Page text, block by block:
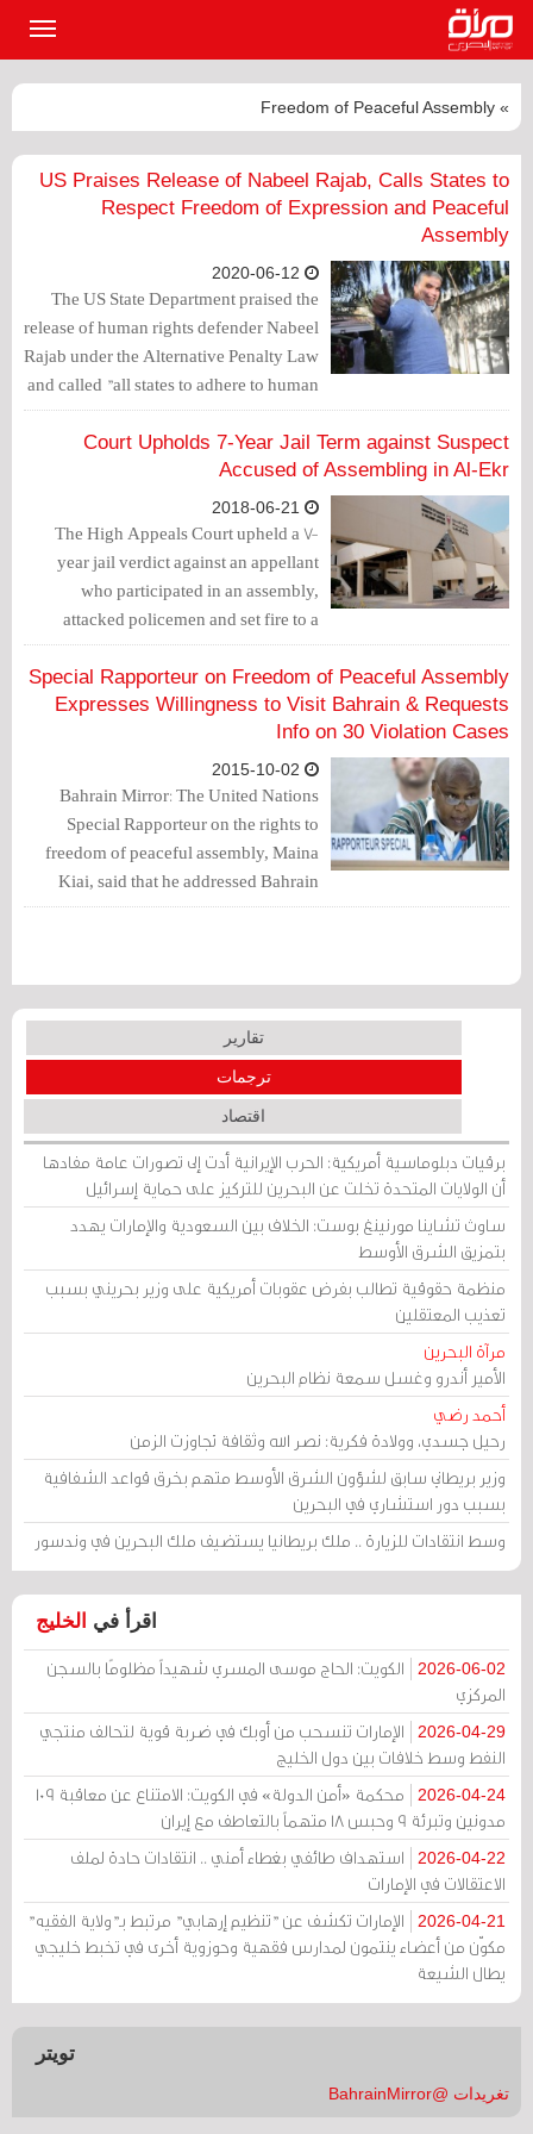
» Freedom of Peaceful Assembly
US Praises Release of Nabeel Rajab, Calls States to
Respect Freedom of Expression and Peaceful
Assembly
The US State Department praised the
release of human rights defender Nabeel
Rajab under the Alternative Penalty Law
and called "all states to adhere to human
rights in freedom of expression and
peaceful assembly."
Court Upholds 7-Year Jail Term against Suspect
Accused of Assembling in Al-Ekr
The High Appeals Court upheld a 7-
year jail verdict against an appellant
who participated in an assembly,
attacked policemen and set fire to a
generator affiliated with the police in
Al-Ekr.
Special Rapporteur on Freedom of Peaceful Assembly
Expresses Willingness to Visit Bahrain & Requests
Info on 30 Violation Cases
Bahrain Mirror: The United Nations
Special Rapporteur on the rights to
freedom of peaceful assembly, Maina
Kiai, said that he addressed Bahrain
requesting information regarding 30
تقارير
ترجمات
اقتصاد
برقيات دبلوماسية أمريكية: الحرب الإيرانية أدت إلى تصورات عامة مفادها
أن الولايات المتحدة تخلت عن البحرين للتركيز على حماية إسرائيل
ساوث تشاينا مورنينغ بوست: الخلاف بين السعودية والإمارات يهدد
بتمزيق الشرق الأوسط
منظمة حقوقية تطالب بفرض عقوبات أمريكية على وزير بحريني بسبب
تعذيب المعتقلين
مرآة البحرين
الأمير أندرو وغسل سمعة نظام البحرين
أحمد رضي
رحيل جسدي، وولادة فكرية: نصر الله وثقافة تجاوزت الزمن
وزير بريطاني سابق لشؤون الشرق الأوسط متهم بخرق قواعد الشفافية
بسبب دور استشاري في البحرين
وسط انتقادات للزيارة .. ملك بريطانيا يستضيف ملك البحرين في وندسور
اقرأ في الخليج
2026-06-02
الكويت: الحاج موسى المسري شهيداً مظلومًا بالسجن
المركزي
2026-04-29
الإمارات تنسحب من أوبك في ضربة قوية لتحالف منتجي
النفط وسط خلافات بين دول الخليج
2026-04-24
محكمة «أمن الدولة» في الكويت: الامتناع عن معاقبة 109
مدونين وتبرئة 9 وحبس 18 متهماً بالتعاطف مع إيران
2026-04-22
استهداف طائفي بغطاء أمني .. انتقادات حادة لملف
الاعتقالات في الإمارات
2026-04-21
الإمارات تكشف عن "تنظيم إرهابي" مرتبط بـ"ولاية الفقيه"
مكوّن من أعضاء ينتمون لمدارس فقهية وحوزوية أخرى في تخبط خليجي
يطال الشيعة
تويتر
تغريدات @BahrainMirror